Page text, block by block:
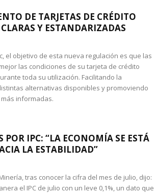
DE TARJETAS DE CRÉDITO
Y ESTANDARIZADAS
el objetivo de esta nueva regulación es que las
las condiciones de su tarjeta de crédito
toda su utilización. Facilitando la
alternativas disponibles y promoviendo
informadas.
IPC: “LA ECONOMÍA SE ESTÁ
LA ESTABILIDAD”
tras conocer la cifra del mes de julio, dijo:
el IPC de julio con un leve 0,1%, un dato que